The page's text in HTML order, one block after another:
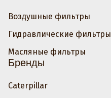
Воздушные фильтры
Гидравлические фильтры
Масляные фильтры
Бренды
Caterpillar